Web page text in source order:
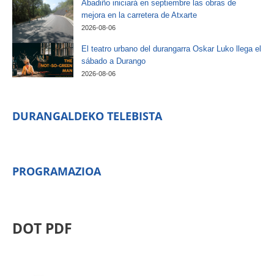
Abadiño iniciará en septiembre las obras de
mejora en la carretera de Atxarte
2026-08-06
El teatro urbano del durangarra Oskar Luko llega el
sábado a Durango
2026-08-06
DURANGALDEKO TELEBISTA
PROGRAMAZIOA
DOT PDF